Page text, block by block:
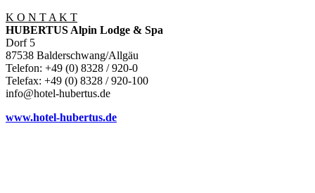
K O N T A K T
HUBERTUS Alpin Lodge & Spa
Dorf 5
87538 Balderschwang/Allgäu
Telefon: +49 (0) 8328 / 920-0
Telefax: +49 (0) 8328 / 920-100
info@hotel-hubertus.de
www.hotel-hubertus.de